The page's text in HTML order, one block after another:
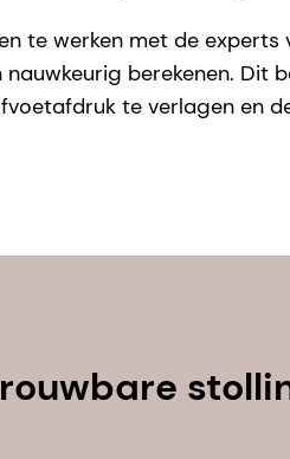
te werken met de
nauwkeurig berekenen.
te verlagen en